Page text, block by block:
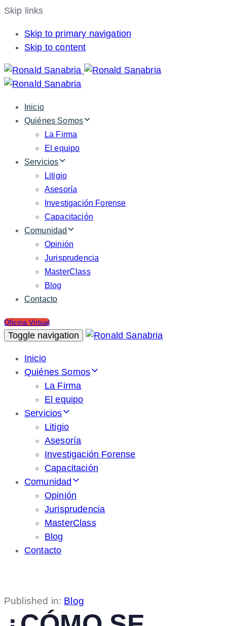
Skip links
Skip to primary navigation
Skip to content
Inicio
Quiénes Somos
La Firma
El equipo
Servicios
Litigio
Asesoría
Investigación Forense
Capacitación
Comunidad
Opinión
Jurisprudencia
MasterClass
Blog
Contacto
Oficina Virtual
Toggle navigation
Inicio
Quiénes Somos
La Firma
El equipo
Servicios
Litigio
Asesoría
Investigación Forense
Capacitación
Comunidad
Opinión
Jurisprudencia
MasterClass
Blog
Contacto
Published in: Blog